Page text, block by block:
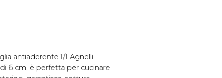
antiaderente 1/1 Agnelli
6 cm, è perfetta per cucinare